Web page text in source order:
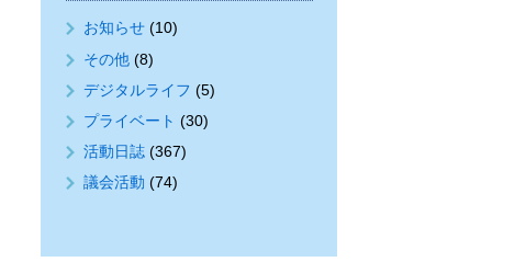
お知らせ(10)
その他(8)
デジタルライフ (5)
プライベート (30)
活動日誌(367)
議会活動 (74)